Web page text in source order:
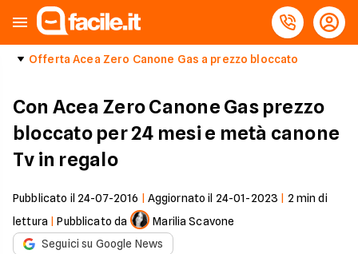
Offerta Acea Zero Canone Gas a prezzo bloccato
Con Acea Zero Canone Gas prezzo
bloccato per 24 mesi e metà canone
Tv in regalo
Pubblicato il 24-07-2016 Aggiornato il 24-01-2023 2 min di
lettura |Pubblicato da
Marilia Scavone
Seguici su Google News